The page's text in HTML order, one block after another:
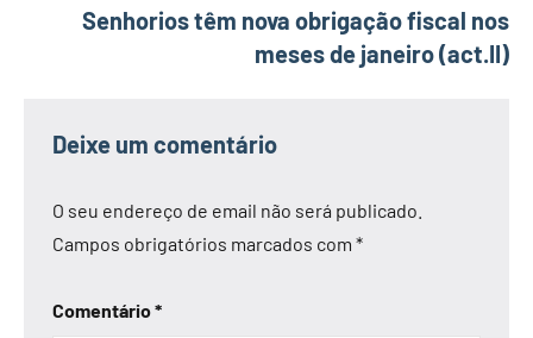
Senhorios têm nova obrigação fiscal nos
meses de janeiro (act.II)
Deixe um comentário
O seu endereço de email não será publicado.
Campos obrigatórios marcados com *
Comentário*